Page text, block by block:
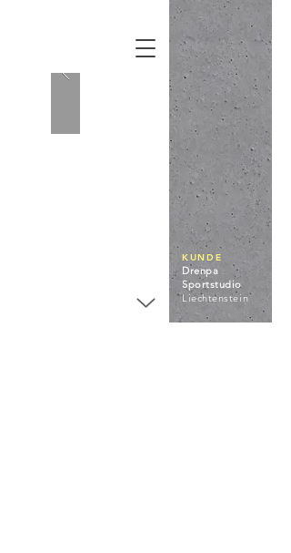
KUNDE
Drenpa
Sportstudio
Liechtenstein